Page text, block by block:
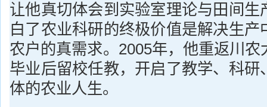
让他真切体会到实验室理论与田间生
白了农业科研的终极价值是解决生产
农户的真需求。2005年，他重返川
毕业后留校任教，开启了教学、科研
体的农业人生。